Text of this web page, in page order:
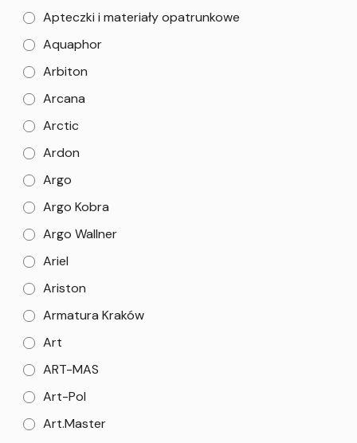
Apteczki i materiały opatrunkowe
Aquaphor
Arbiton
Arcana
Arctic
Ardon
Argo
Argo Kobra
Argo Wallner
Ariel
Ariston
Armatura Kraków
Art
ART-MAS
Art-Pol
Art.Master